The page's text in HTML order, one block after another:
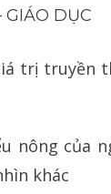
GIÁO DỤC
trị truyền
nông của
khác